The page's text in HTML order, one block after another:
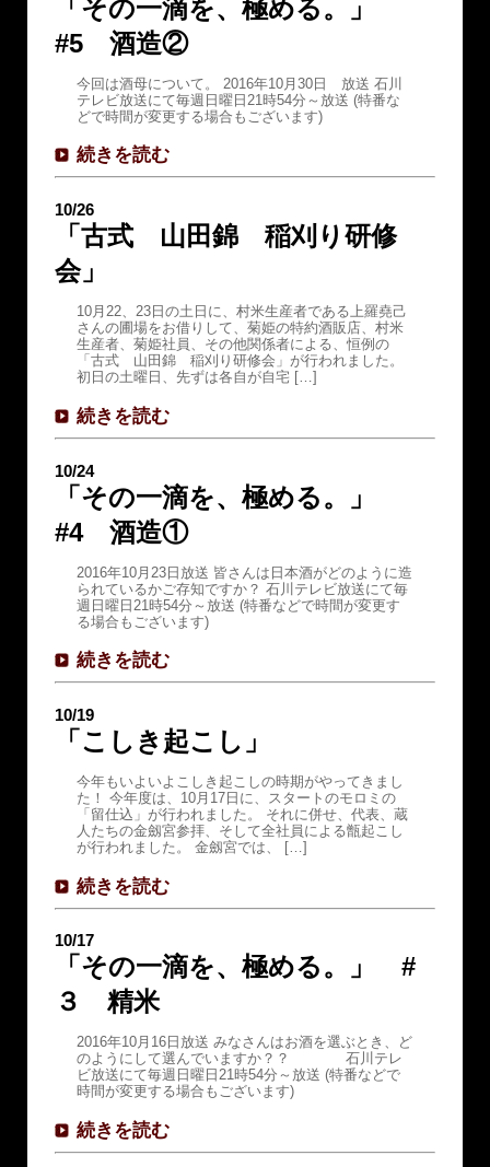
「その一滴を、極める。」
#5 酒造②
今回は酒母について。 2016年10月30日 放送 石川
テレビ放送にて毎週日曜日21時54分～放送 (特番な
どで時間が変更する場合もございます)
続きを読む
10/26
「古式 山田錦 稲刈り研修
会」
10月22、23日の土日に、村米生産者である上羅堯己
さんの圃場をお借りして、菊姫の特約酒販店、村米
生産者、菊姫社員、その他関係者による、恒例の
「古式 山田錦 稲刈り研修会」が行われました。
初日の土曜日、先ずは各自が自宅 […]
続きを読む
10/24
「その一滴を、極める。」
#4 酒造①
2016年10月23日放送 皆さんは日本酒がどのように造
られているかご存知ですか？ 石川テレビ放送にて毎
週日曜日21時54分～放送 (特番などで時間が変更す
る場合もございます)
続きを読む
10/19
「こしき起こし」
今年もいよいよこしき起こしの時期がやってきまし
た！ 今年度は、10月17日に、スタートのモロミの
「留仕込」が行われました。 それに併せ、代表、蔵
人たちの金劔宮参拝、そして全社員による甑起こし
が行われました。 金劔宮では、 […]
続きを読む
10/17
「その一滴を、極める。」 #
３ 精米
2016年10月16日放送 みなさんはお酒を選ぶとき、ど
のようにして選んでいますか？？ 石川テレ
ビ放送にて毎週日曜日21時54分～放送 (特番などで
時間が変更する場合もございます)
続きを読む